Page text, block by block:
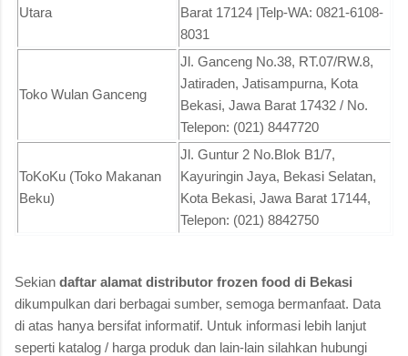
Utara
Barat 17124 |Telp-WA: 0821-6108-
8031
Toko Wulan Ganceng
Jl. Ganceng No.38, RT.07/RW.8,
Jatiraden, Jatisampurna, Kota
Bekasi, Jawa Barat 17432 / No.
Telepon: (021) 8447720
ToKoKu (Toko Makanan
Beku)
Jl. Guntur 2 No.Blok B1/7,
Kayuringin Jaya, Bekasi Selatan,
Kota Bekasi, Jawa Barat 17144,
Telepon: (021) 8842750
Sekian daftar alamat distributor frozen food di Bekasi
dikumpulkan dari berbagai sumber, semoga bermanfaat. Data
di atas hanya bersifat informatif. Untuk informasi lebih lanjut
seperti katalog / harga produk dan lain-lain silahkan hubungi